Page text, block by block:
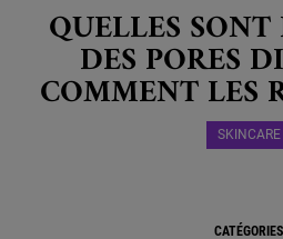
QUELLES SONT
DES PORES
COMMENT LES
SKINCARE
CATÉGORIES